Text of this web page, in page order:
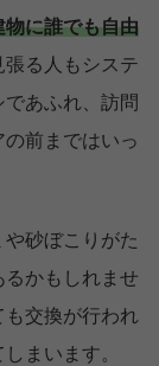
物に誰でも自由
る人もシステ
あふれ、訪問
前まではいっ
砂ぼこりがた
るかもしれませ
も交換が行われ
まいます。